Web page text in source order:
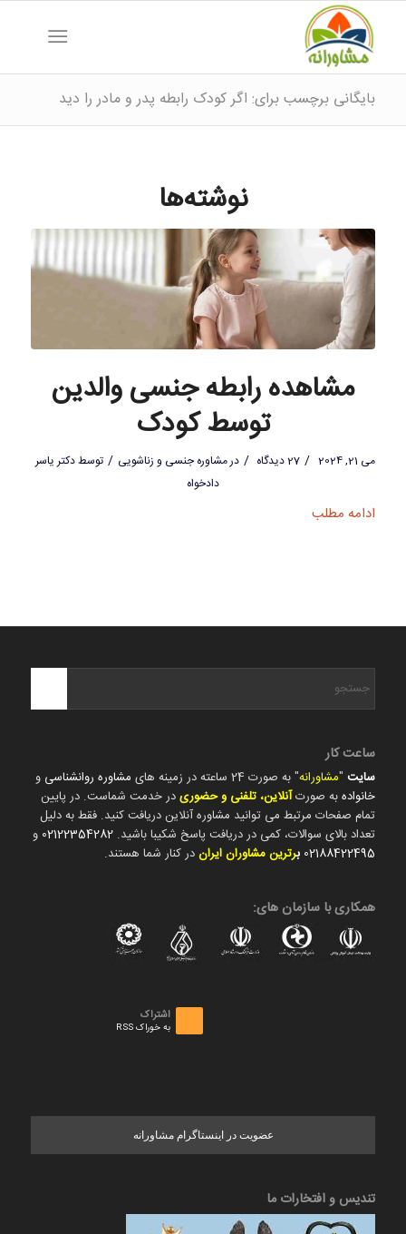
بایگانی برچسب برای: اگر کودک رابطه پدر و مادر را دید
نوشته‌ها
مشاهده رابطه جنسی والدین
توسط کودک
می 21, 2024 / 27 دیدگاه / درمشاوره جنسی و زناشویی / توسطدکتر یاسر
دادخواه
ادامه مطلب
ساعت کار
سایت"مشاورانه" به صورت 24 ساعته در زمینه های مشاوره روانشناسی و
خانوادهبه صورتآنلاین، تلفنی و حضوریدر خدمت شماست. در پایین
تمام صفحات مرتبط می توانید مشاوره آنلاین دریافت کنید. فقط به دلیل
تعداد بالای سوالات، کمی در دریافت پاسخ شکیبا باشید. 02122354282 و
02188422495 برترین مشاوران ایراندر کنار شما هستند.
همکاری با سازمان های:
اشتراک
به خوراک RSS
عضویت در اینستاگرام مشاورانه
تندیس و افتخارات ما